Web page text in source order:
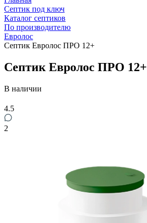
Септик под ключ
Каталог септиков
По производителю
Евролос
Септик Евролос ПРО 12+
Септик Евролос ПРО 12+
В наличии
4.5
2